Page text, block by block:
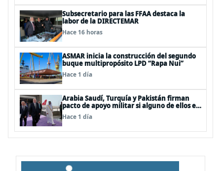
Subsecretario para las FFAA destaca la
labor de la DIRECTEMAR
Hace 16 horas
ASMAR inicia la construcción del segundo
buque multipropósito LPD “Rapa Nui”
Hace 1 día
Arabia Saudí, Turquía y Pakistán firman
pacto de apoyo militar si alguno de ellos es
atacado
Hace 1 día